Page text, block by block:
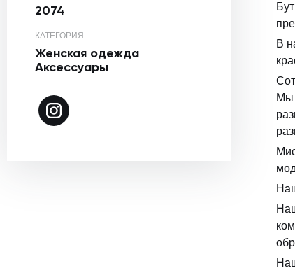
2074
КАТЕГОРИЯ:
Женская одежда
Аксессуары
В
Мы